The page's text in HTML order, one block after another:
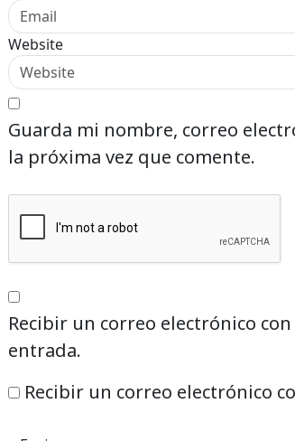
Website
Guarda mi nombre, correo
la próxima vez que comente.
Recibir un correo electrónico
entrada.
Recibir un correo electrónico